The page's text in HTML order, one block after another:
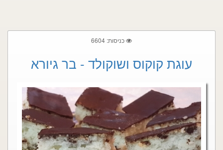
כניסות: 6604
עוגת קוקוס ושוקולד - בר גיורא